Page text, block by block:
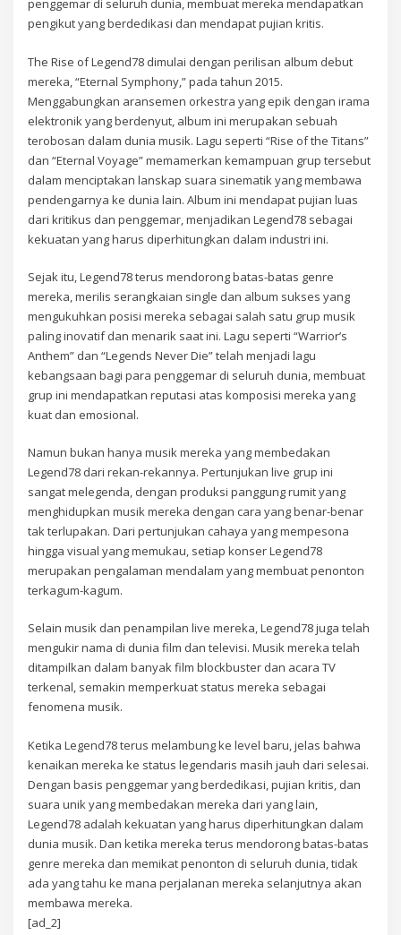
penggemar di seluruh dunia, membuat mereka mendapatkan
pengikut yang berdedikasi dan mendapat pujian kritis.
The Rise of Legend78 dimulai dengan perilisan album debut
mereka, “Eternal Symphony,” pada tahun 2015.
Menggabungkan aransemen orkestra yang epik dengan irama
elektronik yang berdenyut, album ini merupakan sebuah
terobosan dalam dunia musik. Lagu seperti “Rise of the Titans”
dan “Eternal Voyage” memamerkan kemampuan grup tersebut
dalam menciptakan lanskap suara sinematik yang membawa
pendengarnya ke dunia lain. Album ini mendapat pujian luas
dari kritikus dan penggemar, menjadikan Legend78 sebagai
kekuatan yang harus diperhitungkan dalam industri ini.
Sejak itu, Legend78 terus mendorong batas-batas genre
mereka, merilis serangkaian single dan album sukses yang
mengukuhkan posisi mereka sebagai salah satu grup musik
paling inovatif dan menarik saat ini. Lagu seperti “Warrior’s
Anthem” dan “Legends Never Die” telah menjadi lagu
kebangsaan bagi para penggemar di seluruh dunia, membuat
grup ini mendapatkan reputasi atas komposisi mereka yang
kuat dan emosional.
Namun bukan hanya musik mereka yang membedakan
Legend78 dari rekan-rekannya. Pertunjukan live grup ini
sangat melegenda, dengan produksi panggung rumit yang
menghidupkan musik mereka dengan cara yang benar-benar
tak terlupakan. Dari pertunjukan cahaya yang mempesona
hingga visual yang memukau, setiap konser Legend78
merupakan pengalaman mendalam yang membuat penonton
terkagum-kagum.
Selain musik dan penampilan live mereka, Legend78 juga telah
mengukir nama di dunia film dan televisi. Musik mereka telah
ditampilkan dalam banyak film blockbuster dan acara TV
terkenal, semakin memperkuat status mereka sebagai
fenomena musik.
Ketika Legend78 terus melambung ke level baru, jelas bahwa
kenaikan mereka ke status legendaris masih jauh dari selesai.
Dengan basis penggemar yang berdedikasi, pujian kritis, dan
suara unik yang membedakan mereka dari yang lain,
Legend78 adalah kekuatan yang harus diperhitungkan dalam
dunia musik. Dan ketika mereka terus mendorong batas-batas
genre mereka dan memikat penonton di seluruh dunia, tidak
ada yang tahu ke mana perjalanan mereka selanjutnya akan
membawa mereka.
[ad_2]